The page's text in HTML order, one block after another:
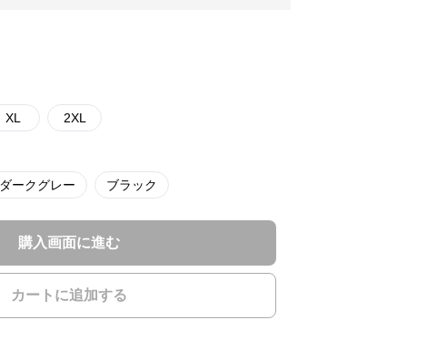
XL 2XL
ダークグレー ブラック
購入画面に進む
カートに追加する